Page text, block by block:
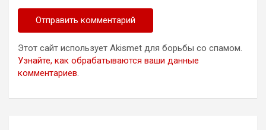
Этот сайт использует Akismet для борьбы со спамом.
Узнайте, как обрабатываются ваши данные
комментариев.